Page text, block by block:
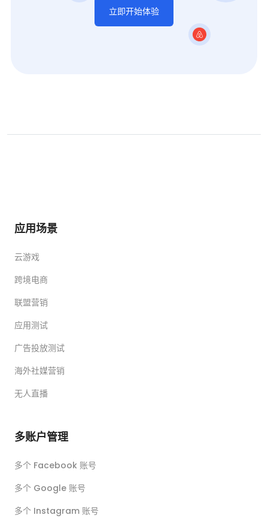
立即开始体验
应用场景
云游戏
跨境电商
联盟营销
应用测试
广告投放测试
海外社媒营销
无人直播
多账户管理
多个 Facebook 账号
多个 Google 账号
多个 Instagram 账号